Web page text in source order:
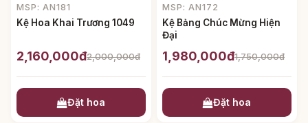
MSP: AN181
Kệ Hoa Khai Trương 1049
2,160,000đ2,000,000đ
Đặt hoa
MSP: AN172
Kệ Bảng Chúc Mừng Hiện
Đại
1,980,000đ1,750,000đ
Đặt hoa